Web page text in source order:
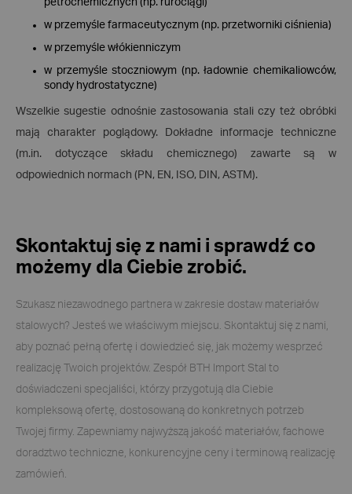
petrochemicznych (np. rurociągi)
w przemyśle farmaceutycznym (np. przetworniki ciśnienia)
w przemyśle włókienniczym
w przemyśle stoczniowym (np. ładownie chemikaliowców,
sondy hydrostatyczne)
Wszelkie sugestie odnośnie zastosowania stali czy też obróbki
mają charakter poglądowy. Dokładne informacje techniczne
(m.in. dotyczące składu chemicznego) zawarte są w
odpowiednich normach (PN, EN, ISO, DIN, ASTM).
Skontaktuj się z nami i sprawdź co
możemy dla Ciebie zrobić.
Szukasz niezawodnego partnera w zakresie dostaw materiałów
stalowych? Jesteś we właściwym miejscu. Skontaktuj się z nami,
aby poznać pełną ofertę i dowiedzieć się, jak możemy wesprzeć
realizację Twoich projektów. Zespół BTH Import Stal to
doświadczeni specjaliści, którzy przygotują dla Ciebie
kompleksową ofertę, dostosowaną do konkretnych potrzeb
Twojej firmy. Zapewniamy najwyższą jakość materiałów, fachowe
doradztwo techniczne, konkurencyjne ceny i terminową realizację
zamówień.